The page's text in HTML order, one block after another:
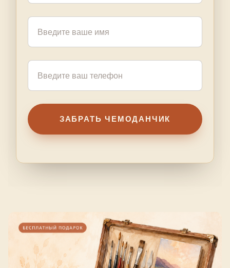
ЗАБРАТЬ ЧЕМОДАНЧИК